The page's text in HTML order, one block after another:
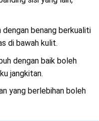
benang berkualiti
di bawah kulit.
dengan baik boleh
jangkitan.
yang berlebihan boleh